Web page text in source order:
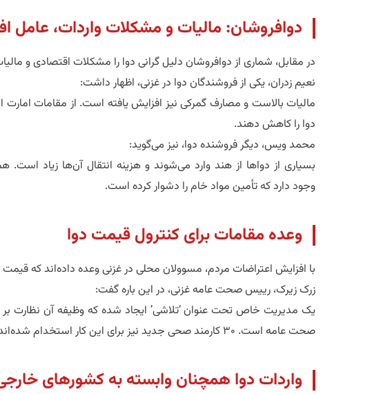
دوافروشان: مالیات و مشکلات واردات،
در مقابل، شماری از دوافروشان دلیل گرانی دوا را مشکلات اقتصادی و
نعیم زدران، یکی از فروشندگان دوا در غزنی، اظهار داشت:
مالیات بالاست و مصارف گمرکی نیز افزایش یافته است. از مقامات امارت
دوا را کاهش دهند.
محمد ویس، دیگر فروشنده دوا، نیز می‌گوید:
بسیاری از دواها از هند وارد می‌شوند و هزینه انتقال آن‌ها زیاد است.
وجود دارد که تأمین مواد خام را دشوار کرده است.
وعده مقامات برای کنترول قیمت دوا
با افزایش اعتراضات مردم، مسوولان محلی در غزنی وعده داده‌اند که قیمت
زرک زیرک، رییس صحت عامه غزنی، در این باره گفت:
یک مدیریت خاص تحت عنوان ‘تلاشی’ ایجاد شده که وظیفه آن نظارت بر
صحت عامه است. ۳۰ کارمند صحی جدید نیز برای این کار استخدام شده‌اند.
واردات دوا همچنان وابسته به کشورهای